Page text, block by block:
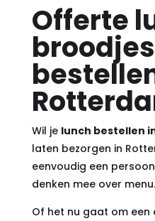
Offerte
broodjes
Wil je lunch bestellen
laten bezorgen in
eenvoudig een
denken mee over menu.
Of het nu gaat om een